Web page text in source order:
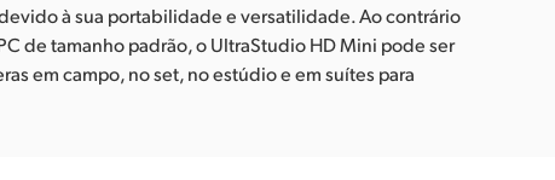
à sua portabilidade e versatilidade. Ao contrário
de tamanho padrão, o UltraStudio HD Mini pode ser
em campo, no set, no estúdio e em suítes para